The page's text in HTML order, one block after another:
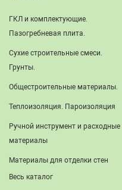
ГКЛ и комплектующие.
Пазогребневая плита.
Сухие строительные смеси.
Грунты.
Общестроительные материалы.
Теплоизоляция. Пароизоляция
Ручной инструмент и расходные
материалы
Материалы для отделки стен
Весь каталог